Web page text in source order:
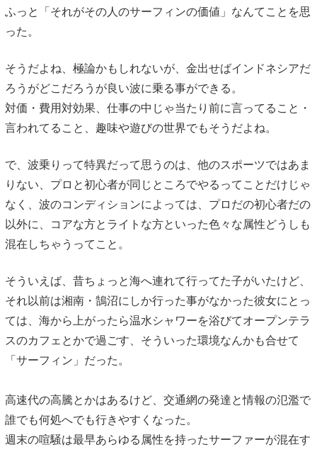
ふっと「それがその人のサーフィンの価値」なんてことを思
った。
そうだよね、極論かもしれないが、金出せばインドネシアだ
ろうがどこだろうが良い波に乗る事ができる。
対価・費用対効果、仕事の中じゃ当たり前に言ってること・
言われてること、趣味や遊びの世界でもそうだよね。
で、波乗りって特異だって思うのは、他のスポーツではあま
りない、プロと初心者が同じところでやるってことだけじゃ
なく、波のコンディションによっては、プロだの初心者だの
以外に、コアな方とライトな方といった色々な属性どうしも
混在しちゃうってこと。
そういえば、昔ちょっと海へ連れて行ってた子がいたけど、
それ以前は湘南・鵠沼にしか行った事がなかった彼女にとっ
ては、海から上がったら温水シャワーを浴びてオープンテラ
スのカフェとかで過ごす、そういった環境なんかも合せて
「サーフィン」だった。
高速代の高騰とかはあるけど、交通網の発達と情報の氾濫で
誰でも何処へでも行きやすくなった。
週末の喧騒は最早あらゆる属性を持ったサーファーが混在す